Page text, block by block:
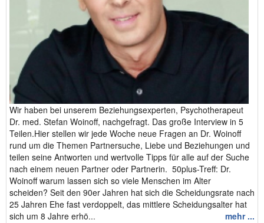
Wir haben bei unserem Beziehungsexperten, Psychotherapeut
Dr. med. Stefan Woinoff, nachgefragt. Das große Interview in 5
Teilen.Hier stellen wir jede Woche neue Fragen an Dr. Woinoff
rund um die Themen Partnersuche, Liebe und Beziehungen und
teilen seine Antworten und wertvolle Tipps für alle auf der Suche
nach einem neuen Partner oder Partnerin. 50plus-Treff: Dr.
Woinoff warum lassen sich so viele Menschen im Alter
scheiden? Seit den 90er Jahren hat sich die Scheidungsrate nach
25 Jahren Ehe fast verdoppelt, das mittlere Scheidungsalter hat
sich um 8 Jahre erhö...
mehr ...